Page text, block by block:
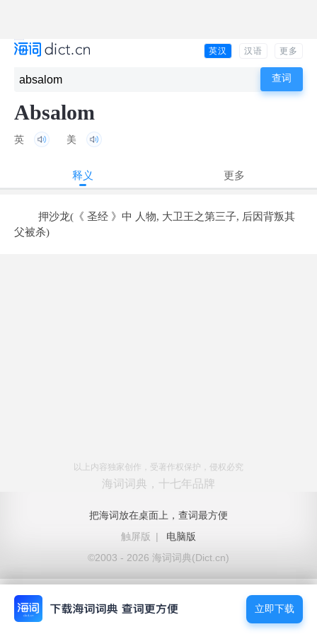
英汉 汉语 更多
Absalom
英 美
释义 更多
押沙龙(《 圣经 》中 人物, 大卫王之第三子, 后因背叛其
父被杀)
以上内容独家创作，受著作权保护，侵权必究
海词词典，十七年品牌
把海词放在桌面上，查词最方便
触屏版
|
电脑版
©2003 - 2026 海词词典(Dict.cn)
立即下载
立即下载